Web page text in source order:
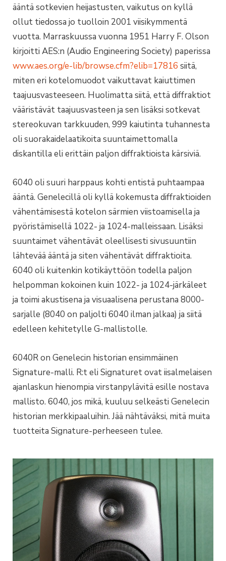
ääntä sotkevien heijastusten, vaikutus on kyllä
ollut tiedossa jo tuolloin 2001 viisikymmentä
vuotta. Marraskuussa vuonna 1951 Harry F. Olson
kirjoitti AES:n (Audio Engineering Society) paperissa
www.aes.org/e-lib/browse.cfm?elib=17816 siitä,
miten eri kotelomuodot vaikuttavat kaiuttimen
taajuusvasteeseen. Huolimatta siitä, että diffraktiot
vääristävät taajuusvasteen ja sen lisäksi sotkevat
stereokuvan tarkkuuden, 999 kaiutinta tuhannesta
oli suorakaidelaatikoita suuntaimettomalla
diskantilla eli erittäin paljon diffraktioista kärsiviä.
6040 oli suuri harppaus kohti entistä puhtaampaa
ääntä. Genelecillä oli kyllä kokemusta diffraktioiden
vähentämisestä kotelon särmien viistoamisella ja
pyöristämisellä 1022- ja 1024-malleissaan. Lisäksi
suuntaimet vähentävät oleellisesti sivusuuntiin
lähtevää ääntä ja siten vähentävät diffraktioita.
6040 oli kuitenkin kotikäyttöön todella paljon
helpomman kokoinen kuin 1022- ja 1024-järkäleet
ja toimi akustisena ja visuaalisena perustana 8000-
sarjalle (8040 on paljolti 6040 ilman jalkaa) ja siitä
edelleen kehitetylle G-mallistolle.
6040R on Genelecin historian ensimmäinen
Signature-malli. R:t eli Signaturet ovat iisalmelaisen
ajanlaskun hienompia virstanpylävitä esille nostava
mallisto. 6040, jos mikä, kuuluu selkeästi Genelecin
historian merkkipaaluihin. Jää nähtäväksi, mitä muita
tuotteita Signature-perheeseen tulee.